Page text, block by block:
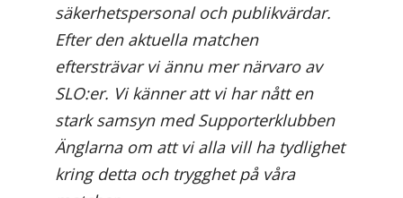
säkerhetspersonal och publikvärdar.
Efter den aktuella matchen
eftersträvar vi ännu mer närvaro av
SLO:er. Vi känner att vi har nått en
stark samsyn med Supporterklubben
Änglarna om att vi alla vill ha tydlighet
kring detta och trygghet på våra